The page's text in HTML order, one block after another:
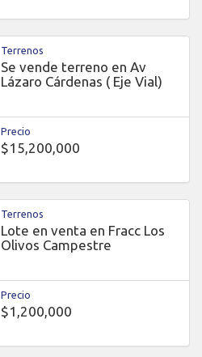
Terrenos
Se vende terreno en Av
Lázaro Cárdenas ( Eje Vial)
Precio
$15,200,000
Terrenos
Lote en venta en Fracc Los
Olivos Campestre
Precio
$1,200,000